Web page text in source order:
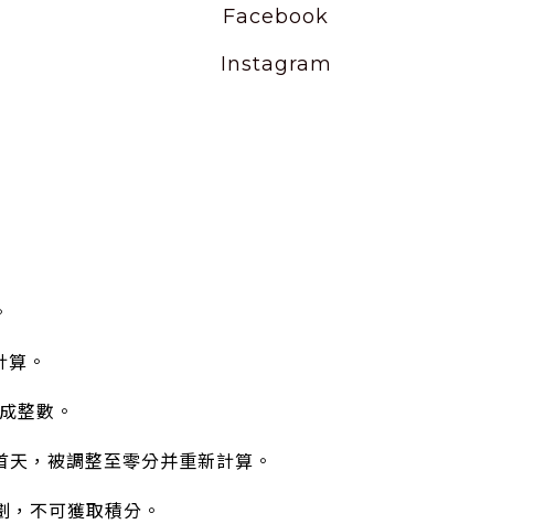
Facebook
Instagram
。
整數。
，被調整至零分并重新計算。
不可獲取積分。